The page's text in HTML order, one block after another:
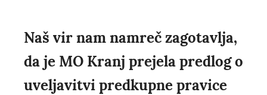
Naš vir nam namreč zagotavlja,
da je MO Kranj prejela predlog o
uveljavitvi predkupne pravice